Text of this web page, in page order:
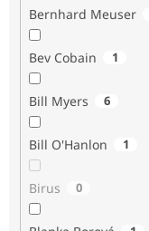
Bernhard Meuser
Bev Cobain 1
Bill Myers 6
Bill O'Hanlon 1
Birus 0